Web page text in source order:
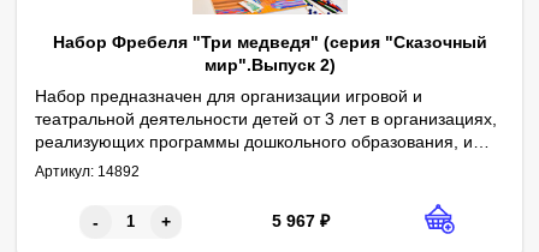
Набор Фребеля "Три медведя" (серия "Сказочный
мир".Выпуск 2)
Набор предназначен для организации игровой и
театральной деятельности детей от 3 лет в организациях,
реализующих программы дошкольного образования, и
дома. Может быть использован в качестве игрового,
следующих образовательных областях: речевое развитие,
социально-коммуникативное развитие, познавательное
Габаритные размеры в упаковке (дл.*шир.*выс.), см: 31*21,5*5.
Комплектность: декорации формата А4 – 2 шт., карточки с
Игровой набор разработан в соответствии с
Артикул: 14892
- + 5 967 ₽